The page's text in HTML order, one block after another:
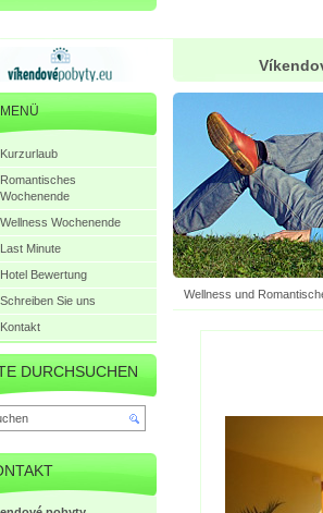
Wellness und
MENÜ
Kurzurlaub
Romantisches
Wochenende
Wellness Wochenende
Last Minute
Hotel Bewertung
Schreiben Sie uns
Kontakt
DURCHSUCHEN